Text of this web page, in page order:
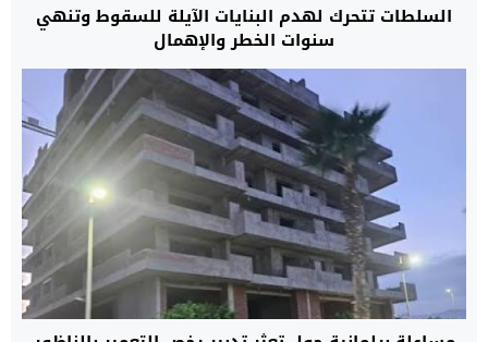
السلطات تتحرك لهدم البنايات الآيلة للسقوط وتنهي
سنوات الخطر والإهمال